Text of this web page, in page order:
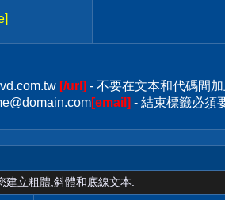
[/url] - 不要在文本和代碼間
[email] - 結束標籤必須
立粗體,斜體和底線文本.